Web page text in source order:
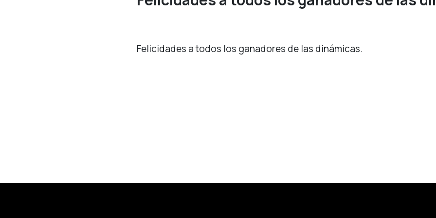
Felicidades a todos los ganadores de las dinámicas.